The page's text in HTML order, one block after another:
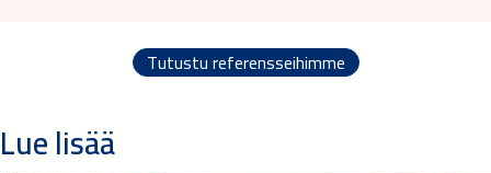
Tutustu referensseihimme
Lue lisää